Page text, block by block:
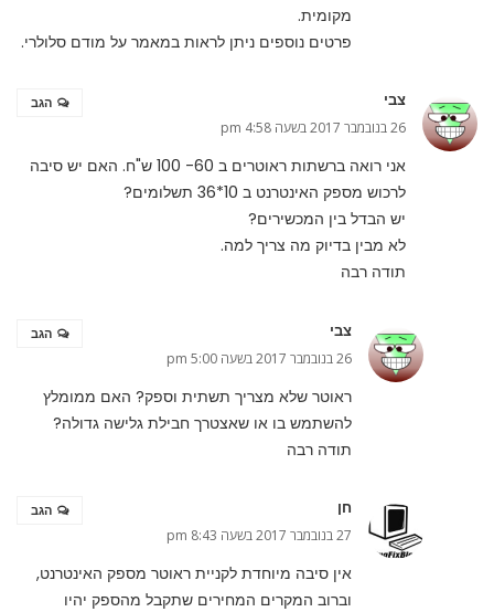
מקומית.
פרטים נוספים ניתן לראות במאמר על מודם סלולרי.
צבי
26 בנובמבר 2017 בשעה 4:58 pm
אני רואה ברשתות ראוטרים ב 60- 100 ש"ח. האם יש סיבה
לרכוש מספק האינטרנט ב 10*36 תשלומים?
יש הבדל בין המכשירים?
לא מבין בדיוק מה צריך למה.
תודה רבה
הגב
צבי
26 בנובמבר 2017 בשעה 5:00 pm
ראוטר שלא מצריך תשתית וספק? האם ממומלץ
להשתמש בו או שאצטרך חבילת גלישה גדולה?
תודה רבה
הגב
חן
27 בנובמבר 2017 בשעה 8:43 pm
אין סיבה מיוחדת לקניית ראוטר מספק האינטרנט,
וברוב המקרים המחירים שתקבל מהספק יהיו
הגב